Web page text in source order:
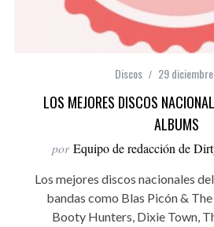
Discos 29
LOS MEJORES DISCOS
ALBUMS
por Equipo de redacción de
Los mejores discos nacionales
bandas como Blas Picón & The
Booty Hunters, Dixie Town,